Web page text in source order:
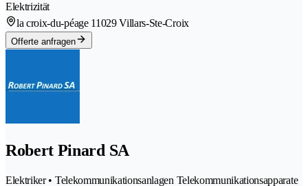
Elektrizität
la croix-du-péage 11029 Villars-Ste-Croix
Offerte anfragen
Robert Pinard SA
Elektriker • Telekommunikationsanlagen Telekommunikationsapparate